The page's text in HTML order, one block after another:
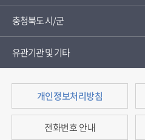
충청북도 시/군
유관기관 및 기타
개인정보처리방침
전화번호 안내